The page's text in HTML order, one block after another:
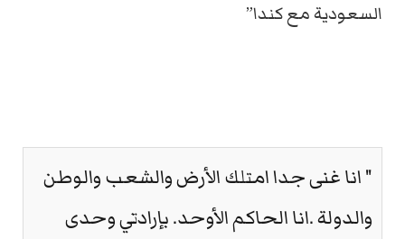
السعودية مع كندا”
" انا غنى جدا امتلك الأرض والشعب والوطن
والدولة .انا الحاكم الأوحد. بإرادتي وحدى